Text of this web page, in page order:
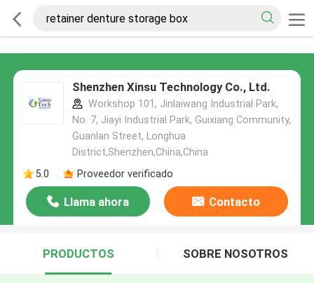
Shenzhen Xinsu Technology Co., Ltd.
Workshop 101, Jinlaiwang Industrial Park,
No. 7, Jiayi Industrial Park, Guixiang Community,
Guanlan Street, Longhua
District,Shenzhen,China,China
5.0
Proveedor verificado
Llama ahora Contacto
PRODUCTOS SOBRE NOSOTROS